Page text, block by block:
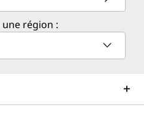
région :